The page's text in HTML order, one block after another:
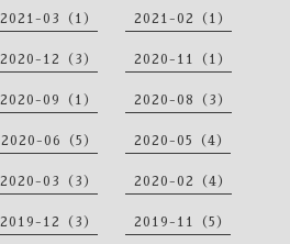
2021-03（1） 2021-02（1）
2020-12（3） 2020-11（1）
2020-09（1） 2020-08（3）
2020-06（5） 2020-05（4）
2020-03（3） 2020-02（4）
2019-12（3） 2019-11（5）